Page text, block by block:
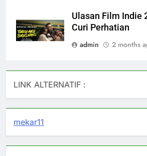
Ulasan Film Indie
Curi Perhatian
admin
2 months
LINK ALTERNATIF :
mekar11